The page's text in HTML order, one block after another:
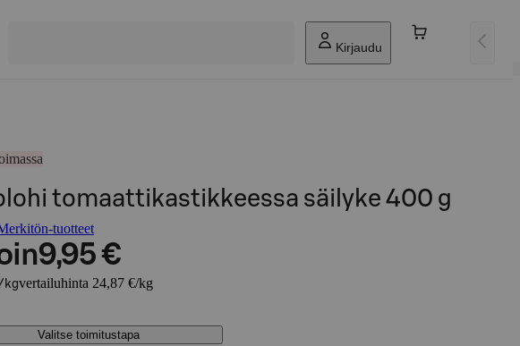
Kirjaudu
tomaattikastikkeessa säilyke 400 g
tuotteet
9,95 €
kgvertailuhinta 24,87 €/kg
Valitse toimitustapa